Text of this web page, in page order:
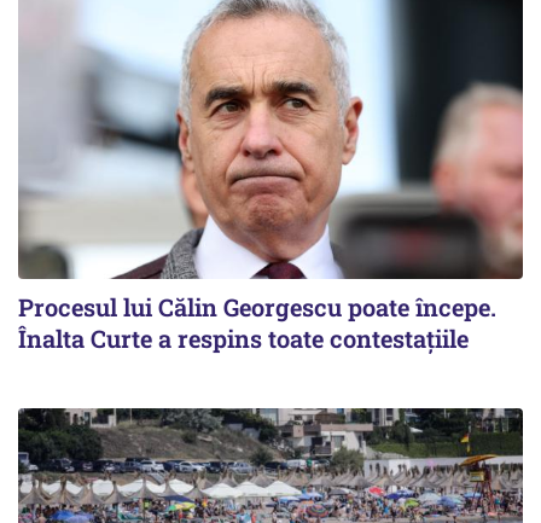
Procesul lui Călin Georgescu poate începe.
Înalta Curte a respins toate contestațiile